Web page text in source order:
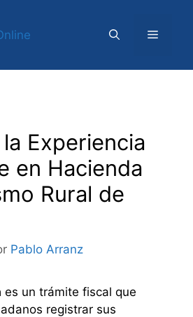
Menú
Experiencia
en Hacienda
Rural de
Pablo Arranz
es un trámite fiscal que
registrar sus